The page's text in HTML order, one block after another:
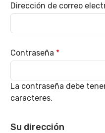
Dirección de correo
Contraseña *
La contraseña debe
caracteres.
Su dirección